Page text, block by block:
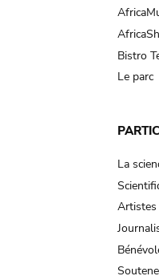
Bistro
Le parc
La
Artistes